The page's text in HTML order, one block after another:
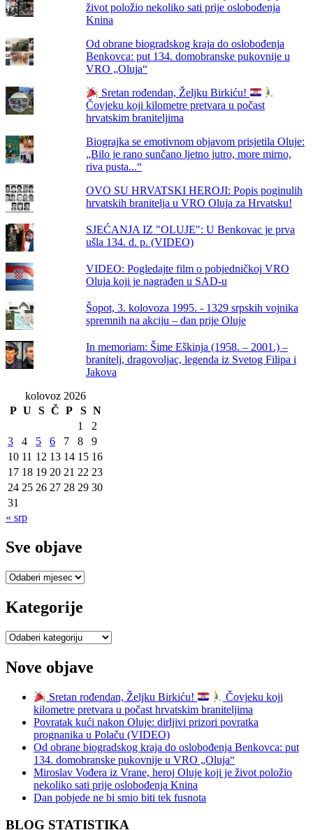
život položio nekoliko sati prije oslobođenja
Knina
Od obrane biogradskog kraja do oslobođenja
Benkovca: put 134. domobranske pukovnije u
VRO „Oluja“
Sretan rođendan, Željku Birkiću!
Čovjeku koji kilometre pretvara u počast
hrvatskim braniteljima
Biograjka se emotivnom objavom prisjetila Oluje:
„Bilo je rano sunčano ljetno jutro, more mirno,
riva pusta...“
OVO SU HRVATSKI HEROJI: Popis poginulih
hrvatskih branitelja u VRO Oluja za Hrvatsku!
SJEĆANJA IZ "OLUJE": U Benkovac je prva
ušla 134. d. p. (VIDEO)
VIDEO: Pogledajte film o pobjedničkoj VRO
Oluja koji je nagrađen u SAD-u
Šopot, 3. kolovoza 1995. - 1329 srpskih vojnika
spremnih na akciju – dan prije Oluje
In memoriam: Šime Eškinja (1958. – 2001.) –
branitelj, dragovoljac, legenda iz Svetog Filipa i
Jakova
kolovoz 2026
P U S Č P S N
1
2
3
4 5 6 7 8
9
10 11 12 13 14 15 16
17 18 19 20 21 22 23
24 25 26 27 28 29 30
31
« srp
Sve objave
Sve
Kategorije
Kategorije
Nove objave
Sretan rođendan, Željku Birkiću!
Čovjeku koji
kilometre pretvara u počast hrvatskim braniteljima
Povratak kući nakon Oluje: dirljivi prizori povratka
prognanika u Polaču (VIDEO)
Od obrane biogradskog kraja do oslobođenja Benkovca: put
134. domobranske pukovnije u VRO „Oluja“
Miroslav Vođera iz Vrane, heroj Oluje koji je život položio
nekoliko sati prije oslobođenja Knina
Dan pobjede ne bi smio biti tek fusnota
BLOG STATISTIKA